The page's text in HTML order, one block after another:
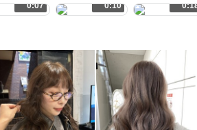
0:07 0:10